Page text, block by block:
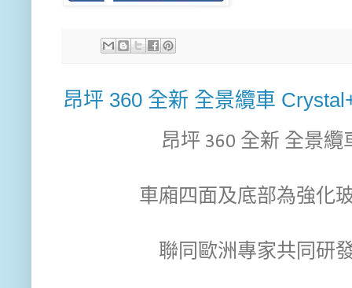
昂坪 360 全新 全景纜車
昂坪 360 全新 全景纜
車廂四面及底部為強化
聯同歐洲專家共同研